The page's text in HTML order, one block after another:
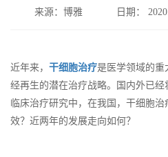
来源：博雅 日期：
近年来， 干细胞治疗是医学领域的重
经再生的潜在治疗战略。国内外已
临床治疗研究中，在我国，干细胞
效？近两年的发展走向如何？